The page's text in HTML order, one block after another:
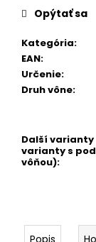
Kategória:
EAN:
Určenie:
Druh vône:
Další varianty
varianty s
vôňou):
Opýtať sa
Popis